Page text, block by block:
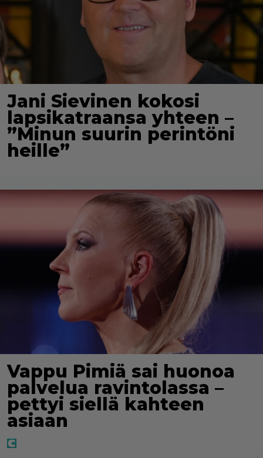
Jani Sievinen kokosi
lapsikatraansa yhteen –
”Minun suurin perintöni
heille”
Vappu Pimiä sai huonoa
palvelua ravintolassa –
pettyi siellä kahteen
asiaan